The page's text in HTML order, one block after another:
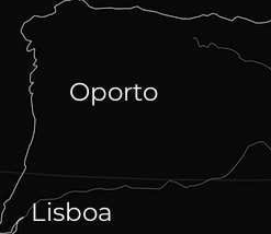
Oporto
Lisboa